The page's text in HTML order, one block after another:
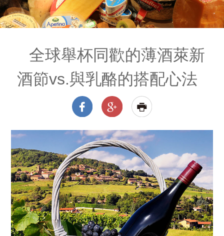
全球舉杯同歡的薄酒萊新
酒節vs.與乳酪的搭配心法